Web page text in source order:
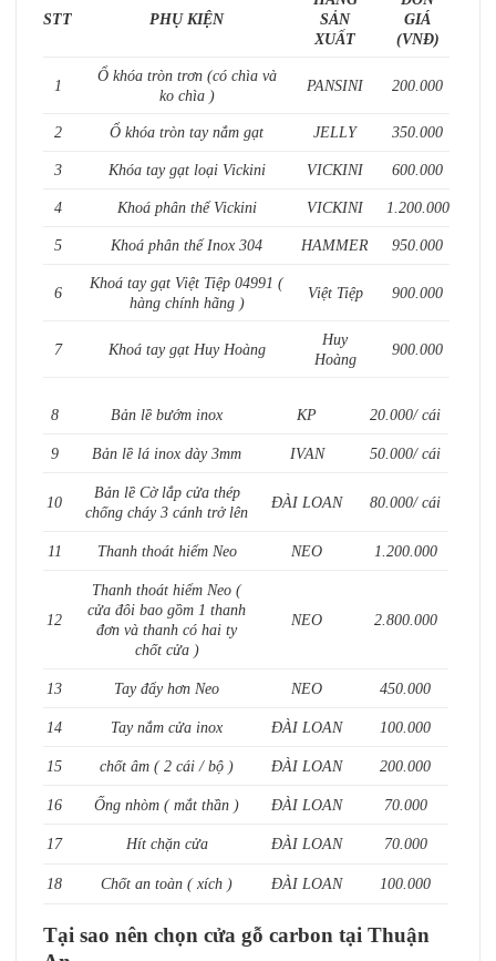
STT PHỤ KIỆN
SẢN
XUẤT
GIÁ
(VNĐ)
1
Ổ khóa tròn trơn (có chìa và
ko chìa )
PANSINI 200.000
2 Ổ khóa tròn tay nắm gạt JELLY 350.000
3 Khóa tay gạt loại Vickini VICKINI 600.000
4 Khoá phân thể Vickini VICKINI 1.200.000
5 Khoá phân thể Inox 304 HAMMER 950.000
6
Khoá tay gạt Việt Tiệp 04991 (
hàng chính hãng )
Việt Tiệp 900.000
7 Khoá tay gạt Huy Hoàng
Huy
Hoàng
900.000
8 Bản lề bướm inox KP 20.000/ cái
9 Bản lề lá inox dày 3mm IVAN 50.000/ cái
10
Bản lề Cờ lắp cửa thép
chống cháy 3 cánh trở lên
ĐÀI LOAN 80.000/ cái
11 Thanh thoát hiểm Neo NEO 1.200.000
12
Thanh thoát hiểm Neo (
cửa đôi bao gồm 1 thanh
đơn và thanh có hai ty
chốt cửa )
NEO 2.800.000
13 Tay đẩy hơn Neo NEO 450.000
14 Tay nắm cửa inox ĐÀI LOAN 100.000
15 chốt âm ( 2 cái / bộ ) ĐÀI LOAN 200.000
16 Ống nhòm ( mắt thần ) ĐÀI LOAN 70.000
17 Hít chặn cửa ĐÀI LOAN 70.000
18 Chốt an toàn ( xích ) ĐÀI LOAN 100.000
Tại sao nên chọn cửa gỗ carbon tại Thuận